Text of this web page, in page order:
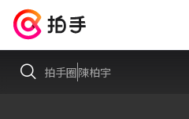
拍手圈陳柏宇